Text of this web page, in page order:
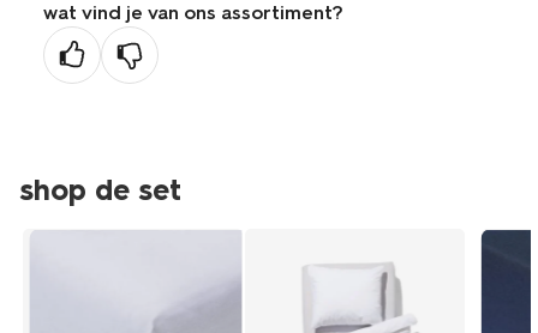
wat vind je van ons assortiment?
shop de set